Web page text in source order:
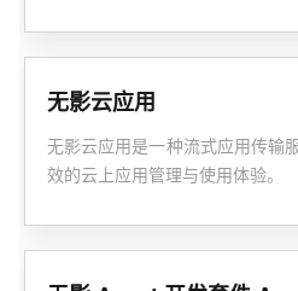
无影云应用
无影云应用是一种流式应用传输
效的云上应用管理与使用体验。